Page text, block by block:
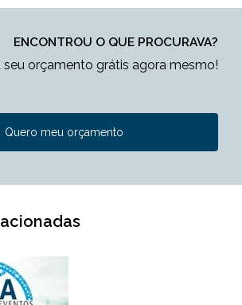
ENCONTROU O QUE PROCURAVA?
seu orçamento grátis agora mesmo!
Quero meu orçamento